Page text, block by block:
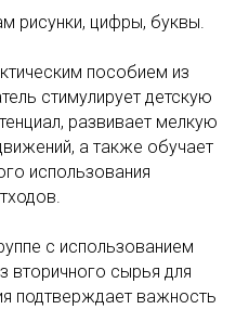
рисунки, цифры, буквы.
пособием из
стимулирует детскую
развивает мелкую
а также обучает
использования
с использованием
вторичного сырья для
подтверждает важность